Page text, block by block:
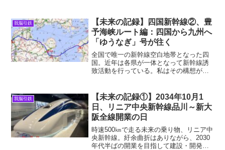
多）の高速化はそれ以来進んでおらず、
国内最速の座も...
我脳引鉄
【未来の記録】四国新幹線②、豊
予海峡ルート編：四国から九州へ
「ゆうなぎ」号が往く
全国で唯一の新幹線空白地帯となった四
国。近年は各県が一体となって新幹線誘
致活動を行っている。私はその構想が実
線図国土地理院の地図を加工して利用と
ころで、四国新幹線の...
我脳引鉄
【未来の記録①】2034年10月1
日、リニア中央新幹線品川～新大
阪全線開業の日
時速500㎞で走る未来の乗り物、リニア中
央新幹線。紆余曲折はありながら、2030
年代半ばの開業を目指して建設・開発が